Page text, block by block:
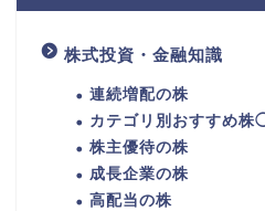
株式投資・金融知識
連続増配の株
カテゴリ別おすすめ株
株主優待の株
成長企業の株
高配当の株